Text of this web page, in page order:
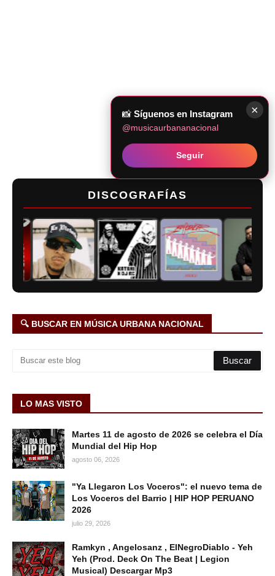
DISCOGRAFÍAS
🔍 BUSCAR EN MÚSICA URBANA NACIONAL
LO MAS VISTO
Martes 11 de agosto de 2026 se celebra el Día
Mundial del Hip Hop
agosto 06, 2026
"Ya Llegaron Los Voceros": el nuevo tema de
Los Voceros del Barrio | HIP HOP PERUANO
2026
julio 29, 2026
Ramkyn , Angelosanz , ElNegroDiablo - Yeh
Yeh (Prod. Deck On The Beat | Legion
Musical) Descargar Mp3
×
📸 Síguenos en Instagram
@musicaurbananacional
Seguir